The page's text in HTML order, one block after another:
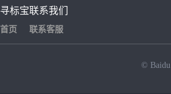
寻标宝
首页
联系我们
联系客服
© Baidu